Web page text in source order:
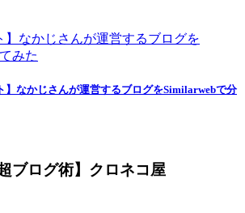
】なかじさんが運営するブログをSimilarwebで分
ブログ術】クロネコ屋